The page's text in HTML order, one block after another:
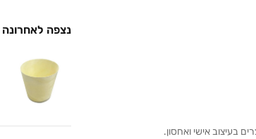
בעיצוב אישי ואחסון.
נצפה לאחרונה